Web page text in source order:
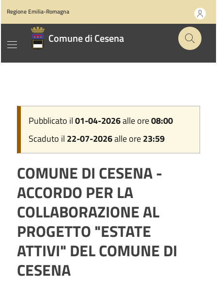
Regione Emilia-Romagna
Comune di Cesena
Pubblicato il01-04-2026alle ore08:00
Scaduto il 22-07-2026alle ore23:59
COMUNE DI CESENA -
ACCORDO PER LA
COLLABORAZIONE AL
PROGETTO "ESTATE
ATTIVI" DEL COMUNE DI
CESENA